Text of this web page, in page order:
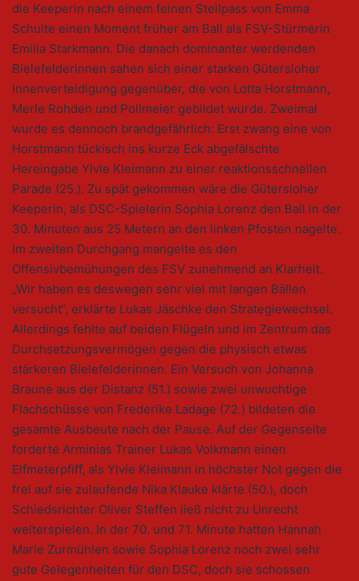
die Keeperin nach einem feinen Steilpass von Emma
Schulte einen Moment früher am Ball als FSV-Stürmerin
Emilia Starkmann. Die danach dominanter werdenden
Bielefelderinnen sahen sich einer starken Gütersloher
Innenverteidigung gegenüber, die von Lotta Horstmann,
Merle Rohden und Pollmeier gebildet wurde. Zweimal
wurde es dennoch brandgefährlich: Erst zwang eine von
Horstmann tückisch ins kurze Eck abgefälschte
Hereingabe Ylvie Kleimann zu einer reaktionsschnellen
Parade (25.). Zu spät gekommen wäre die Gütersloher
Keeperin, als DSC-Spielerin Sophia Lorenz den Ball in der
30. Minuten aus 25 Metern an den linken Pfosten nagelte.
Im zweiten Durchgang mangelte es den
Offensivbemühungen des FSV zunehmend an Klarheit.
„Wir haben es deswegen sehr viel mit langen Bällen
versucht“, erklärte Lukas Jäschke den Strategiewechsel.
Allerdings fehlte auf beiden Flügeln und im Zentrum das
Durchsetzungsvermögen gegen die physisch etwas
stärkeren Bielefelderinnen. Ein Versuch von Johanna
Braune aus der Distanz (51.) sowie zwei unwuchtige
Flachschüsse von Frederike Ladage (72.) bildeten die
gesamte Ausbeute nach der Pause. Auf der Gegenseite
forderte Arminias Trainer Lukas Volkmann einen
Elfmeterpfiff, als Ylvie Kleimann in höchster Not gegen die
frei auf sie zulaufende Nika Klauke klärte (50.), doch
Schiedsrichter Oliver Steffen ließ nicht zu Unrecht
weiterspielen. In der 70. und 71. Minute hatten Hannah
Marie Zurmühlen sowie Sophia Lorenz noch zwei sehr
gute Gelegenheiten für den DSC, doch sie schossen